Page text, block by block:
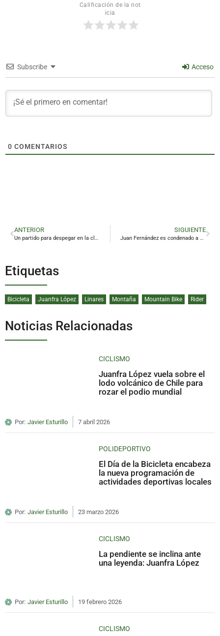
Calificación de la not
icia
Subscribe Acceso
0 COMENTARIOS
ANTERIOR
Un partido para despegar en la clasificación
SIGUIENTE
Juan Fernández es condenado a cuatro años de prisión por malversar fondos públicos
Etiquetas
Bicicleta Juanfra López Linares Montaña Mountain Bike Rider
Noticias Relacionadas
CICLISMO
Juanfra López vuela sobre el
lodo volcánico de Chile para
rozar el podio mundial
Por: Javier Esturillo 7 abril 2026
POLIDEPORTIVO
El Día de la Bicicleta encabeza
la nueva programación de
actividades deportivas locales
Por: Javier Esturillo 23 marzo 2026
CICLISMO
La pendiente se inclina ante
una leyenda: Juanfra López
Por: Javier Esturillo 19 febrero 2026
CICLISMO